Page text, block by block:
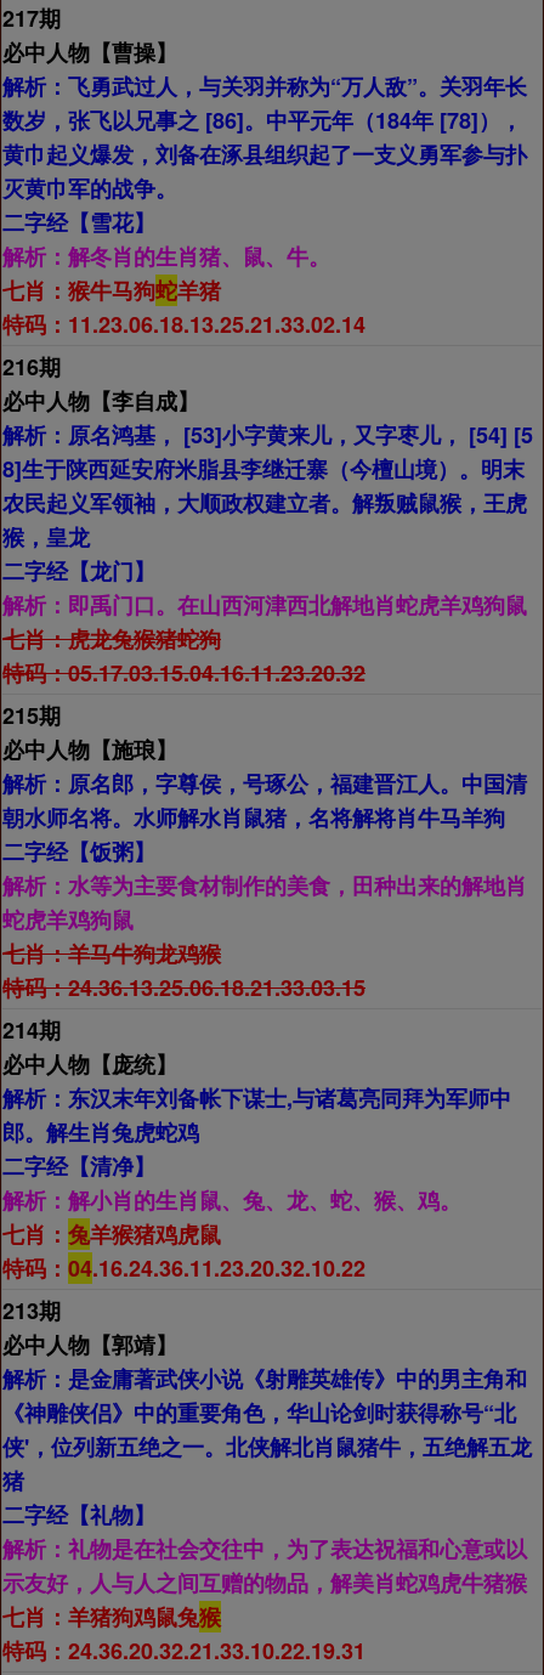
217期
必中人物【曹操】
解析： 飞勇武过人，与关羽并称为“万人敌”。关羽年长
数岁，张飞以兄事之 [86]。中平元年（184年 [78]），
黄巾起义爆发，刘备在涿县组织起了一支义勇军参与扑
灭黄巾军的战争。
二字经【雪花】
解析： 解冬肖的生肖猪、鼠、牛。
七肖： 猴牛马狗蛇羊猪
特码：11.23.06.18.13.25.21.33.02.14
216期
必中人物【李自成】
解析： 原名鸿基， [53]小字黄来儿，又字枣儿， [54] [5
8]生于陕西延安府米脂县李继迁寨（今檀山境）。明末
农民起义军领袖，大顺政权建立者。解叛贼鼠猴，王虎
猴，皇龙
二字经【龙门】
解析： 即禹门口。在山西河津西北解地肖蛇虎羊鸡狗鼠
七肖：虎龙兔猴猪蛇狗
特码：05.17.03.15.04.16.11.23.20.32
215期
必中人物【施琅】
解析： 原名郎，字尊侯，号琢公，福建晋江人。中国清
朝水师名将。水师解水肖鼠猪，名将解将肖牛马羊狗
二字经【饭粥】
解析： 水等为主要食材制作的美食，田种出来的解地肖
蛇虎羊鸡狗鼠
七肖：羊马牛狗龙鸡猴
特码：24.36.13.25.06.18.21.33.03.15
214期
必中人物【庞统】
解析： 东汉末年刘备帐下谋士,与诸葛亮同拜为军师中
郎。解生肖兔虎蛇鸡
二字经【清净】
解析： 解小肖的生肖鼠、兔、龙、蛇、猴、鸡。
七肖： 兔羊猴猪鸡虎鼠
特码： 04.16.24.36.11.23.20.32.10.22
213期
必中人物【郭靖】
解析： 是金庸著武侠小说《射雕英雄传》中的男主角和
《神雕侠侣》中的重要角色，华山论剑时获得称号“北
侠'，位列新五绝之一。北侠解北肖鼠猪牛，五绝解五龙
猪
二字经【礼物】
解析： 礼物是在社会交往中，为了表达祝福和心意或以
示友好，人与人之间互赠的物品，解美肖蛇鸡虎牛猪猴
七肖： 羊猪狗鸡鼠兔猴
特码：24.36.20.32.21.33.10.22.19.31